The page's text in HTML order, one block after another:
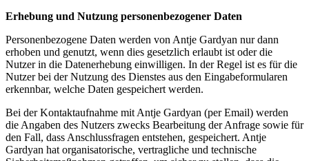
Erhebung und Nutzung personenbezogener Daten
Personenbezogene Daten werden von Antje Gardyan nur dann
erhoben und genutzt, wenn dies gesetzlich erlaubt ist oder die
Nutzer in die Datenerhebung einwilligen. In der Regel ist es für die
Nutzer bei der Nutzung des Dienstes aus den Eingabeformularen
erkennbar, welche Daten gespeichert werden.
Bei der Kontaktaufnahme mit Antje Gardyan (per Email) werden
die Angaben des Nutzers zwecks Bearbeitung der Anfrage sowie für
den Fall, dass Anschlussfragen entstehen, gespeichert. Antje
Gardyan hat organisatorische, vertragliche und technische